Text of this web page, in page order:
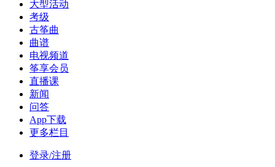
大型活动
考级
古筝曲
曲谱
电视频道
筝享会员
直播课
新闻
问答
App下载
更多栏目
登录/注册